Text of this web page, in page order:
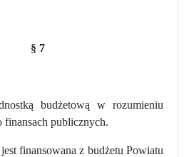
§ 7
budżetową w rozumieniu
finansach publicznych.
finansowana z budżetu Powiatu